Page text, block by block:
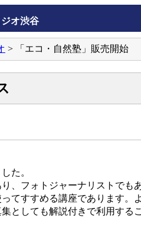
オ渋谷
> 「エコ・自然塾」販売開始
た。
、フォトジャーナリストでも
てすすめる講座であります。
としても解説付きで利用する